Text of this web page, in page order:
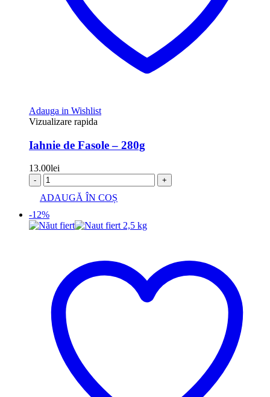
Adauga in Wishlist
Vizualizare rapida
Iahnie de Fasole – 280g
13.00lei
- +
ADAUGĂ ÎN COȘ
-12%